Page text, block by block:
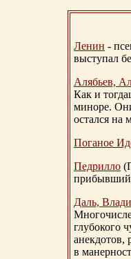
Ленин -
выступал
Алябьев,
Как и
миноре.
остался на
Поганое
Педрилло
прибывший
Даль,
глубокого
анекдотов,
в